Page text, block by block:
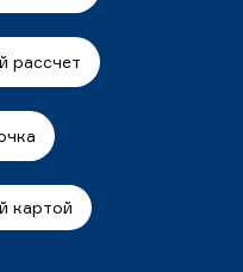
рассчет
картой